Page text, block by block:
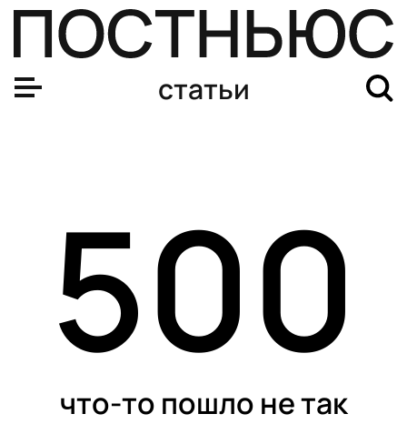
статьи
500
что-то пошло не так